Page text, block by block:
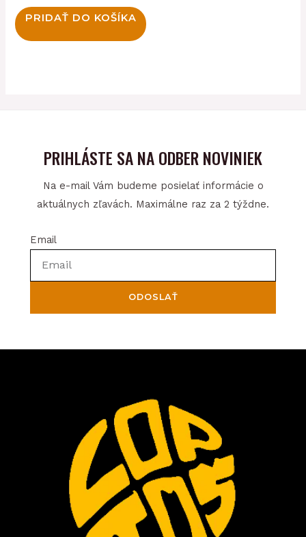
PRIDAŤ DO KOŠÍKA
PRIHLÁSTE SA NA ODBER NOVINIEK
Na e-mail Vám budeme posielať informácie o
aktuálnych zľavách. Maximálne raz za 2 týždne.
Email
ODOSLAŤ